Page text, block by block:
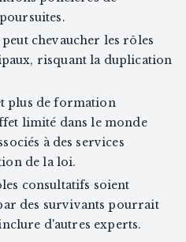
chevaucher les rôles
risquant la duplication
plus de formation
limité dans le monde
à des services
de la loi.
consultatifs soient
des survivants pourrait
d'autres experts.